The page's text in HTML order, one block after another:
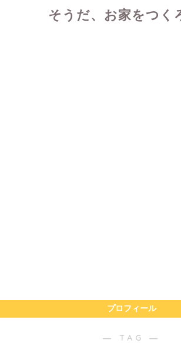
そうだ、お家をつく
プロフィール
― TAG ―